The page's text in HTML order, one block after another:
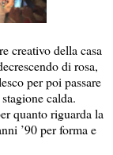
creativo della casa
di rosa,
per poi passare
calda.
quanto riguarda la
’90 per forma e